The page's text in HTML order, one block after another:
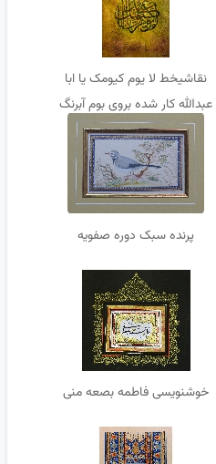
نقاشیخط لا یوم کیومک یا ابا
عبدالله کار شده بروی بوم آبرنگ
#فروخته شده
پرنده سبک دوره صفویه
خوشنویسی فاطمه بصعه منی